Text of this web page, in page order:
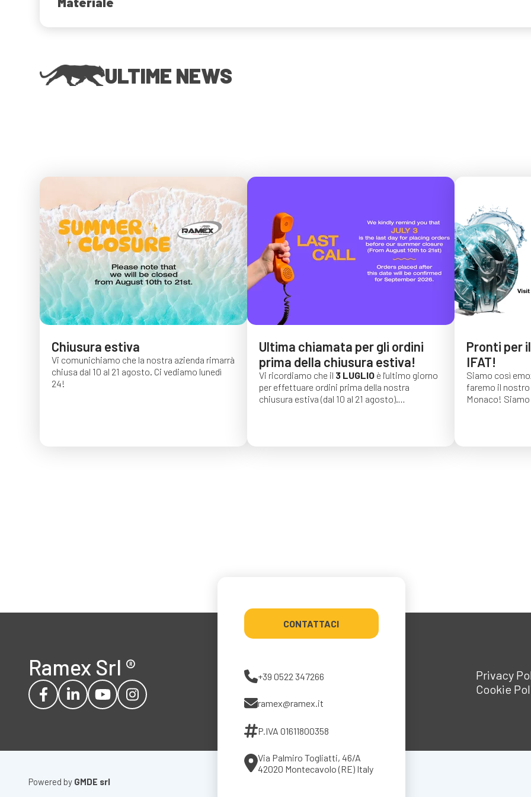
ULTIME NEWS
Chiusura estiva
Vi comunichiamo che la nostra azienda rimarrà
chiusa dal 10 al 21 agosto. Ci vediamo lunedì
24!
Ultima chiamata per gli ordini
prima della chiusura estiva!
Vi ricordiamo che il 3 LUGLIO è l'ultimo giorno
per effettuare ordini prima della nostra
chiusura estiva (dal 10 al 21 agosto).
Pronti per
IFAT!
Siamo così
faremo il
Monaco!
Ramex Srl ®
CONTATTACI
+39 0522 347266
ramex@ramex.it
P.IVA 01611800358
Via Palmiro Togliatti, 46/A
42020 Montecavolo (RE) Italy
Privacy
Cookie
Powered by GMDE srl